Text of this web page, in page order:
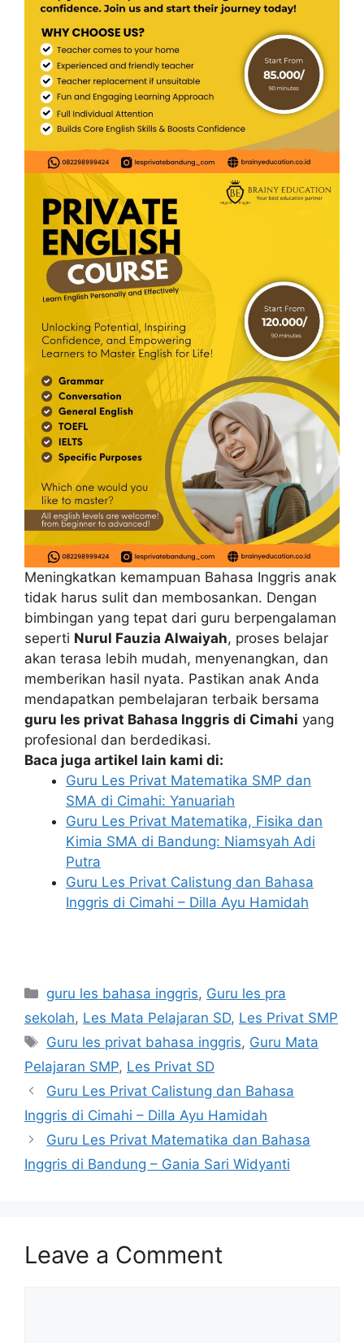
Meningkatkan kemampuan Bahasa Inggris anak
tidak harus sulit dan membosankan. Dengan
bimbingan yang tepat dari guru berpengalaman
seperti Nurul Fauzia Alwaiyah, proses belajar
akan terasa lebih mudah, menyenangkan, dan
memberikan hasil nyata. Pastikan anak Anda
mendapatkan pembelajaran terbaik bersama
guru les privat Bahasa Inggris di Cimahi yang
profesional dan berdedikasi.
Baca juga artikel lain kami di:
Guru Les Privat Matematika SMP dan
SMA di Cimahi: Yanuariah
Guru Les Privat Matematika, Fisika dan
Kimia SMA di Bandung: Niamsyah Adi
Putra
Guru Les Privat Calistung dan Bahasa
Inggris di Cimahi – Dilla Ayu Hamidah
Categories
guru les bahasa inggris, Guru les pra
sekolah, Les Mata Pelajaran SD, Les Privat SMP
Tags
Guru les privat bahasa inggris, Guru Mata
Pelajaran SMP, Les Privat SD
Guru Les Privat Calistung dan Bahasa
Inggris di Cimahi – Dilla Ayu Hamidah
Guru Les Privat Matematika dan Bahasa
Inggris di Bandung – Gania Sari Widyanti
Leave a Comment